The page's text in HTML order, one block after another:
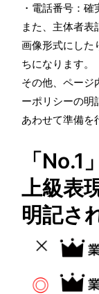
・電話番号：確
また、主体者表
画像形式にした
ちになります。
その他、ページ
ーポリシーの明
あわせて準備を
「
上級表
明記さ